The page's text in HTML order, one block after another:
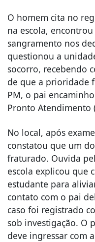
O homem cita no
na escola,
sangramento nos
questionou a
socorro, recebendo
de que a prioridade
PM, o pai
Pronto Atendimento
No local, após
constatou que um
fraturado. Ouvida
escola explicou que
estudante para
contato com o pai
caso foi registrado
sob investigação. O
deve ingressar com